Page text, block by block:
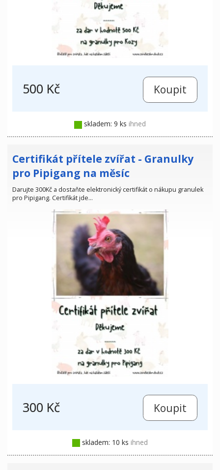
500 Kč
skladem: 9 ks ihned
Certifikát přítele zvířat - Granulky
pro Pipigang na měsíc
Darujte 300Kč a dostaňte elektronický certifikát o nákupu granulek
pro Pipigang. Certifikát jde…
300 Kč
skladem: 10 ks ihned